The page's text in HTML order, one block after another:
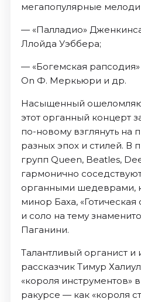
мегапопулярные
— «Палладио»
Ллойда Уэббера;
— «Богемская рапсодия»
On Ф. Меркьюри и др.
Насыщенный
этот органный концерт
по-новому взглянуть
разных эпох и стилей. В
групп Queen, Beatles,
гармонично
органными шедеврами,
минор Баха,
и соло на тему
Паганини.
Талантливый органист
рассказчик Тимур
«короля инструментов»
ракурсе — как «короля